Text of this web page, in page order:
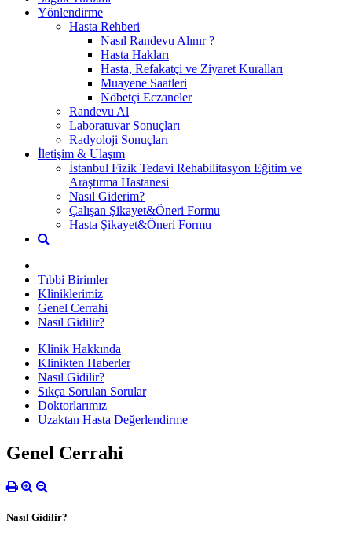
Yönlendirme
Hasta Rehberi
Nasıl Randevu Alınır ?
Hasta Hakları
Hasta, Refakatçi ve Ziyaret Kuralları
Muayene Saatleri
Nöbetçi Eczaneler
Randevu Al
Laboratuvar Sonuçları
Radyoloji Sonuçları
İletişim & Ulaşım
İstanbul Fizik Tedavi Rehabilitasyon Eğitim ve
Araştırma Hastanesi
Nasıl Giderim?
Çalışan Şikayet&Öneri Formu
Hasta Şikayet&Öneri Formu
Tıbbi Birimler
Kliniklerimiz
Genel Cerrahi
Nasıl Gidilir?
Klinik Hakkında
Klinikten Haberler
Nasıl Gidilir?
Sıkça Sorulan Sorular
Doktorlarımız
Uzaktan Hasta Değerlendirme
Genel Cerrahi
Nasıl Gidilir?